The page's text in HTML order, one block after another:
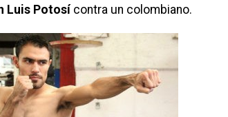
Luis Potosícontra un colombiano.